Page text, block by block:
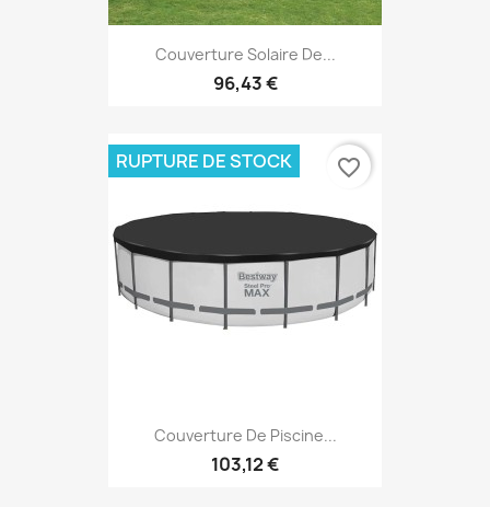
Couverture Solaire De...
96,43 €
Couverture De Piscine...
103,12 €
RUPTURE DE STOCK favorite_border